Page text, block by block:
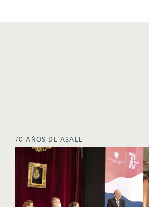
70 AÑOS DE ASALE